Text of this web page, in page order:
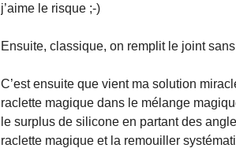
j’aime le risque ;-)
Ensuite, classique, on remplit le joint
C’est ensuite que vient ma solution
raclette magique dans le mélange
le surplus de silicone en partant des
raclette magique et la remouiller